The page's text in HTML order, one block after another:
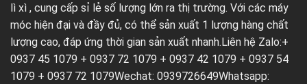
lì xì , cung cấp sỉ lẻ số lượng lớn ra thị trường. Với các máy
móc hiện đại và đầy đủ, có thể sản xuất 1 lượng hàng chất
lượng cao, đáp ứng thời gian sản xuất nhanh.Liên hệ Zalo:+
0937 45 1079 + 0937 72 1079 + 0937 42 1079 + 0937 54
1079 + 0937 72 1079Wechat: 0939726649Whatsapp: